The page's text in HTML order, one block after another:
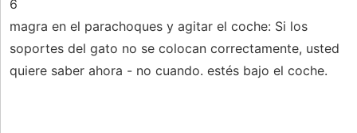
6
magra en el parachoques y agitar el coche: Si los
soportes del gato no se colocan correctamente, usted
quiere saber ahora - no cuando. estés bajo el coche.